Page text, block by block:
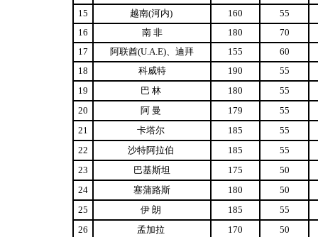
15
越南(河内) 160
55
16
南 非 180
70
17
阿联酋(U.A.E)、迪拜 155
60
18
科威特 190
55
19
巴 林 180
55
20
阿 曼 179
55
21
卡塔尔 185
55
22
沙特阿拉伯 185
55
23
巴基斯坦 175
50
24
塞蒲路斯 180
50
25
伊 朗 185
55
26
孟加拉 170
50